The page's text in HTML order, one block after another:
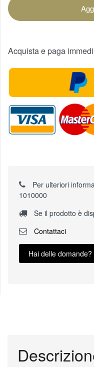
Acquista e paga
Per ulteriori
1010000
Se il prodotto è
Contattaci
Hai delle domande?